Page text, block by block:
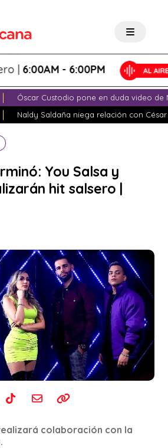
6:00AM - 6:00PM
Óscar Custodio pone en duda video de
Naldy Saldaña niega relación con
You Salsa y
hit salsero |
colaboración con la